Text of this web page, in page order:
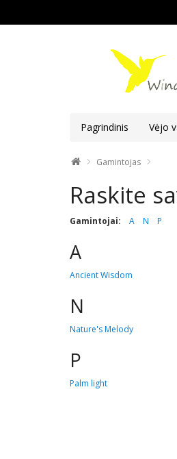
Pagrindinis Vėjo
Gamintojas
Raskite
Gamintojai: A N P
A
Ancient Wisdom
N
Nature's Melody
P
Palm light